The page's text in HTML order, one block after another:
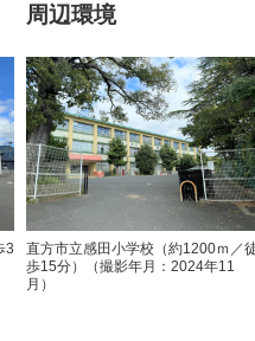
周辺環境
3
直方市立感田小学校（約1200ｍ／
歩15分）（撮影年月：2024年11
月）